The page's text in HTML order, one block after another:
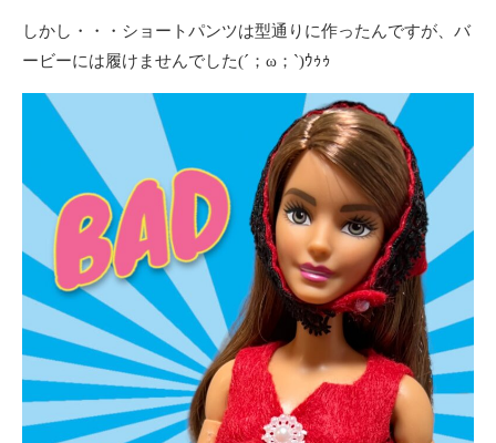
しかし・・・ショートパンツは型通りに作ったんですが、バ
ービーには履けませんでした(´；ω；`)ｳｩｩ